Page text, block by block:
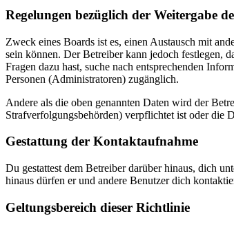
Regelungen bezüglich der Weitergabe
Zweck eines Boards ist es, einen Austausch mit
sein können. Der Betreiber kann jedoch festlegen,
Fragen dazu hast, suche nach entsprechenden
Personen (Administratoren) zugänglich.
Andere als die oben genannten Daten wird der
Strafverfolgungsbehörden) verpflichtet ist oder die
Gestattung der Kontaktaufnahme
Du gestattest dem Betreiber darüber hinaus, dich
hinaus dürfen er und andere Benutzer dich
Geltungsbereich dieser Richtlinie